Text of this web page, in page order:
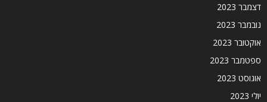
דצמבר 2023
נובמבר 2023
אוקטובר 2023
ספטמבר 2023
אוגוסט 2023
יולי 2023